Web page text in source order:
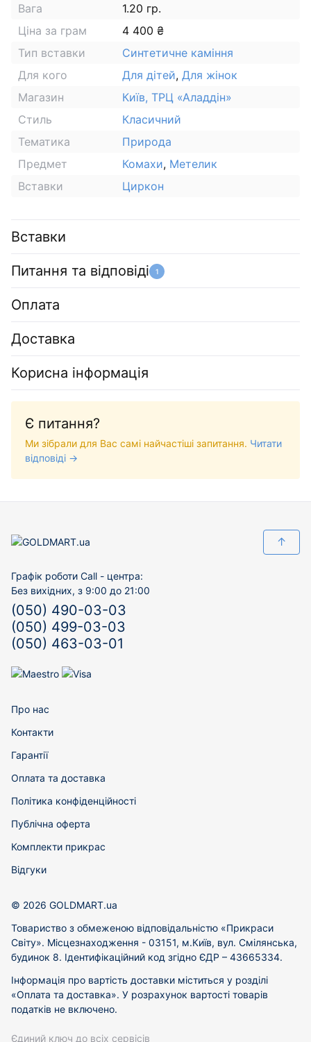
Вага
1.20 гр.
Ціна за грам
4 400 ₴
Тип вставки
Синтетичне каміння
Для кого
Для дітей, Для жінок
Магазин
Київ, ТРЦ «Аладдін»
Стиль
Класичний
Тематика
Природа
Предмет
Комахи, Метелик
Вставки
Циркон
Вставки
Питання та відповіді 1
Оплата
Доставка
Корисна інформація
Є питання?
Ми зібрали для Вас самі найчастіші запитання. Читати
відповіді →
↑
Графік роботи Call - центра:
Без вихідних, з 9:00 до 21:00
(050) 490-03-03
(050) 499-03-03
(050) 463-03-01
Про нас
Контакти
Гарантії
Оплата та доставка
Політика конфіденційності
Публічна оферта
Комплекти прикрас
Відгуки
© 2026 GOLDMART.ua
Товариство з обмеженою відповідальністю «Прикраси
Світу». Місцезнаходження - 03151, м.Київ, вул. Смілянська,
будинок 8. Ідентифікаційний код згідно ЄДР – 43665334.
Інформація про вартість доставки міститься у розділі
«Оплата та доставка». У розрахунок вартості товарів
податків не включено.
Єдиний ключ до всіх сервісів